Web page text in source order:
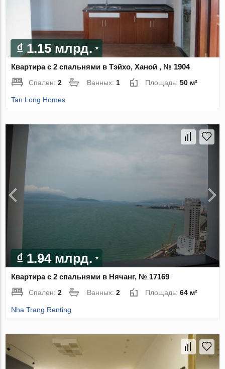
₫ 1.15 млрд.
Квартира с 2 спальнями в Тэйхо, Ханой , № 1904
Спален:2 Ванных: 1 Площадь:50 м²
Tan Long Homes
₫ 1.94 млрд.
Квартира с 2 спальнями в Нячанг, № 17169
Спален:2 Ванных:2 Площадь:64 м²
Nha Trang Renting